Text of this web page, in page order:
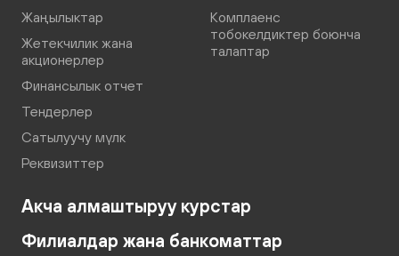
Жаңылыктар
Жетекчилик жана
акционерлер
Финансылык отчет
Тендерлер
Сатылуучу мүлк
Реквизиттер
Комплаенс
тобокелдиктер боюнча
талаптар
Акча алмаштыруу курстар
Филиалдар жана банкоматтар